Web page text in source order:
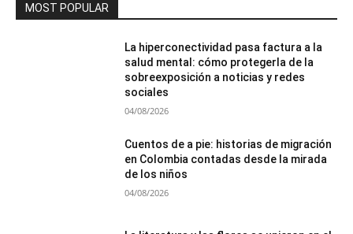
MOST POPULAR
La hiperconectividad pasa factura a la
salud mental: cómo protegerla de la
sobreexposición a noticias y redes
sociales
04/08/2026
Cuentos de a pie: historias de migración
en Colombia contadas desde la mirada
de los niños
04/08/2026